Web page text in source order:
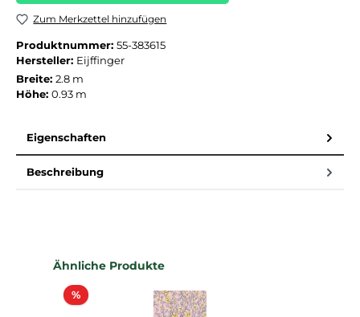
Zum Merkzettel hinzufügen
Produktnummer: 55-383615
Hersteller: Eijffinger
Breite: 2.8 m
Höhe: 0.93 m
Eigenschaften
Beschreibung
Produktgalerie überspringen
Ähnliche Produkte
%Rabatt